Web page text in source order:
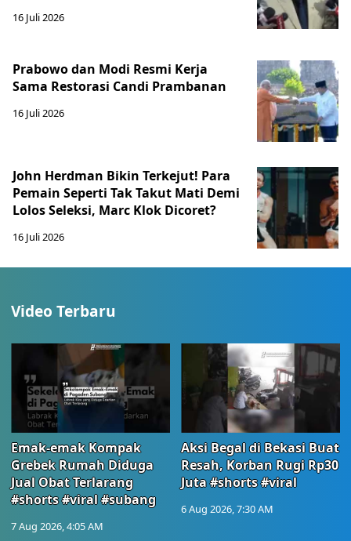
16 Juli 2026
Prabowo dan Modi Resmi Kerja
Sama Restorasi Candi Prambanan
16 Juli 2026
John Herdman Bikin Terkejut! Para
Pemain Seperti Tak Takut Mati Demi
Lolos Seleksi, Marc Klok Dicoret?
16 Juli 2026
Video Terbaru
Emak-emak Kompak
Grebek Rumah Diduga
Jual Obat Terlarang
#shorts #viral #subang
7 Aug 2026, 4:05 AM
Aksi Begal di Bekasi Buat
Resah, Korban Rugi Rp30
Juta #shorts #viral
6 Aug 2026, 7:30 AM